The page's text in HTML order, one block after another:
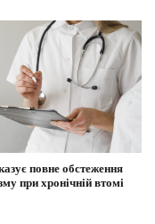
повне обстеження
при хронічній втомі